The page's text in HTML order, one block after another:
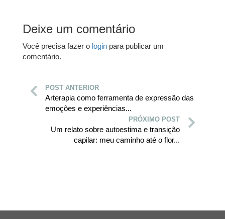
Deixe um comentário
Você precisa fazer o login para publicar um
comentário.
POST ANTERIOR
Arterapia como ferramenta de expressão das
emoções e experiências...
PRÓXIMO POST
Um relato sobre autoestima e transição
capilar: meu caminho até o flor...